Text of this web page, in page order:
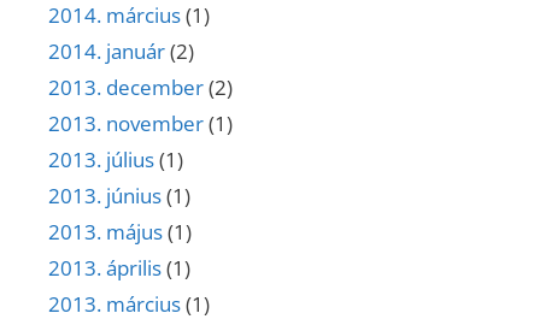
2014. március(1)
2014. január(2)
2013. december(2)
2013. november(1)
2013. július(1)
2013. június(1)
2013. május(1)
2013. április(1)
2013. március(1)